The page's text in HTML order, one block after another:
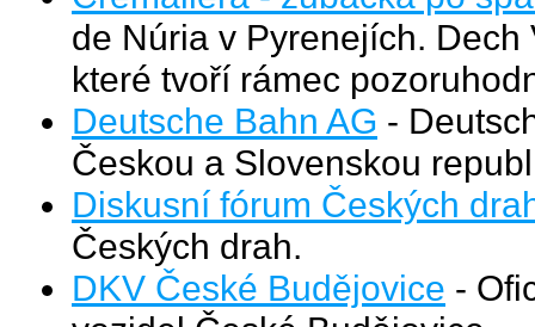
de Núria v Pyrenejích.
které tvoří rámec
Deutsche Bahn AG -
Českou a Slovenskou
Diskusní fórum Českých
Českých drah.
DKV České Budějovice -